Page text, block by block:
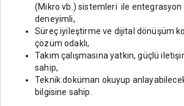
(Mikro vb.) sistemleri ile entegrasyon
deneyimli,
Süreç iyileştirme ve dijital dönüşüm
çözüm odaklı,
Takım çalışmasına yatkın, güçlü
sahip,
Teknik doküman okuyup
bilgisine sahip.